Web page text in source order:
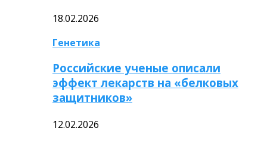
18.02.2026
Генетика
Российские ученые описали
эффект лекарств на «белковых
защитников»
12.02.2026